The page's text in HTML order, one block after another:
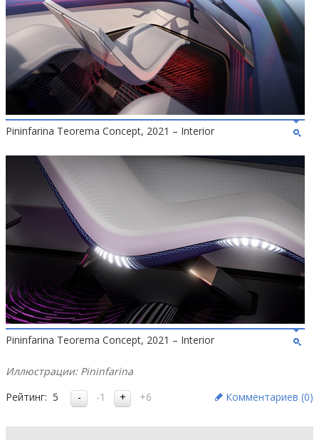
Pininfarina Teorema Concept, 2021 – Interior
Pininfarina Teorema Concept, 2021 – Interior
Иллюстрации: Pininfarina
Рейтинг: 5 -1 +6 Комментариев (0)